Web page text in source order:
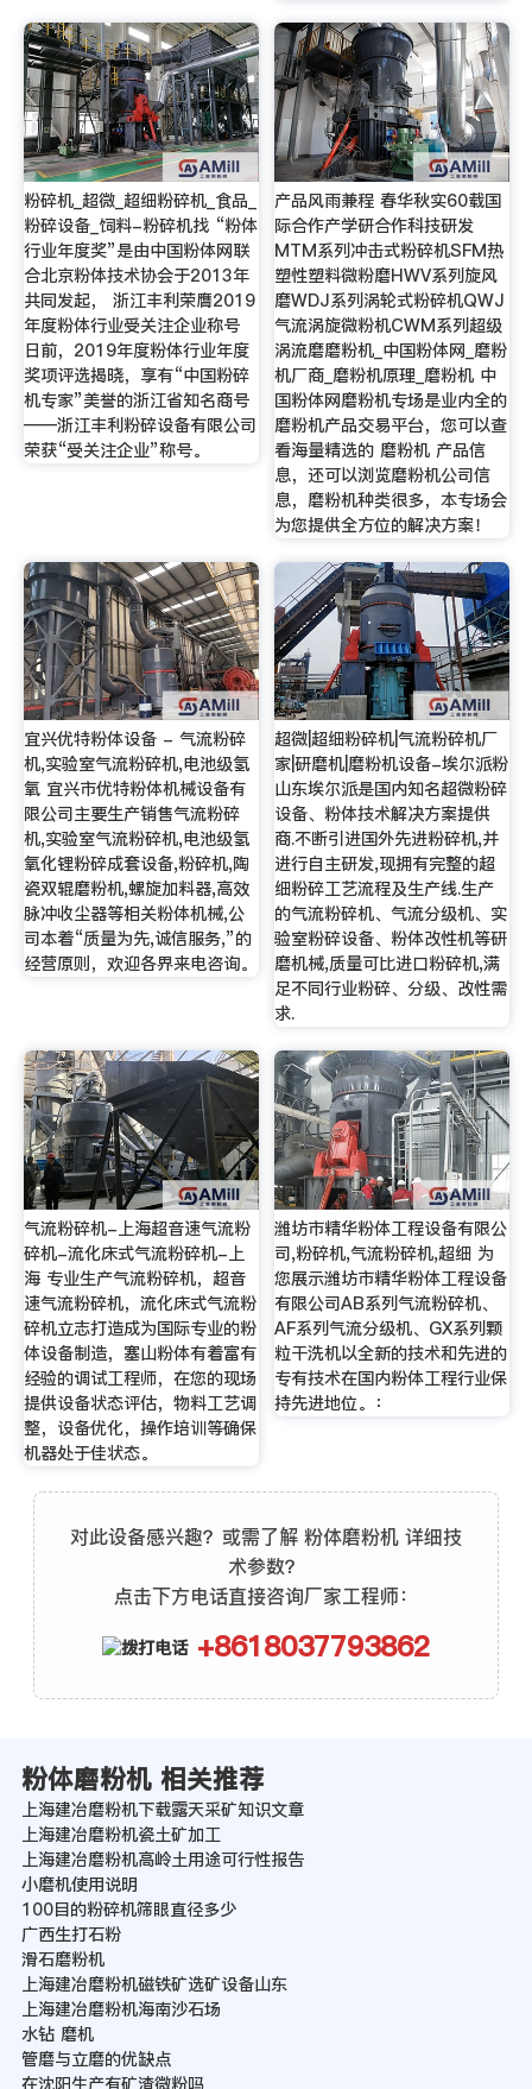
粉碎机_超微_超细粉碎机_食品_
粉碎设备_饲料-粉碎机找 “粉体
行业年度奖”是由中国粉体网联
合北京粉体技术协会于2013年
共同发起， 浙江丰利荣膺2019
年度粉体行业受关注企业称号
日前，2019年度粉体行业年度
奖项评选揭晓，享有“中国粉碎
机专家”美誉的浙江省知名商号
——浙江丰利粉碎设备有限公司
荣获“受关注企业”称号。
产品风雨兼程 春华秋实60载国
际合作产学研合作科技研发
MTM系列冲击式粉碎机SFM热
塑性塑料微粉磨HWV系列旋风
磨WDJ系列涡轮式粉碎机QWJ
气流涡旋微粉机CWM系列超级
涡流磨磨粉机_中国粉体网_磨粉
机厂商_磨粉机原理_磨粉机 中
国粉体网磨粉机专场是业内全的
磨粉机产品交易平台，您可以查
看海量精选的 磨粉机 产品信
息，还可以浏览磨粉机公司信
息，磨粉机种类很多，本专场会
为您提供全方位的解决方案！
宜兴优特粉体设备 - 气流粉碎
机,实验室气流粉碎机,电池级氢
氧 宜兴市优特粉体机械设备有
限公司主要生产销售气流粉碎
机,实验室气流粉碎机,电池级氢
氧化锂粉碎成套设备,粉碎机,陶
瓷双辊磨粉机,螺旋加料器,高效
脉冲收尘器等相关粉体机械,公
司本着“质量为先,诚信服务,”的
经营原则，欢迎各界来电咨询。
超微|超细粉碎机|气流粉碎机厂
家|研磨机|磨粉机设备-埃尔派粉
山东埃尔派是国内知名超微粉碎
设备、粉体技术解决方案提供
商.不断引进国外先进粉碎机,并
进行自主研发,现拥有完整的超
细粉碎工艺流程及生产线.生产
的气流粉碎机、气流分级机、实
验室粉碎设备、粉体改性机等研
磨机械,质量可比进口粉碎机,满
足不同行业粉碎、分级、改性需
求.
气流粉碎机-上海超音速气流粉
碎机-流化床式气流粉碎机-上
海 专业生产气流粉碎机，超音
速气流粉碎机，流化床式气流粉
碎机立志打造成为国际专业的粉
体设备制造，塞山粉体有着富有
经验的调试工程师，在您的现场
提供设备状态评估，物料工艺调
整，设备优化，操作培训等确保
机器处于佳状态。
潍坊市精华粉体工程设备有限公
司,粉碎机,气流粉碎机,超细 为
您展示潍坊市精华粉体工程设备
有限公司AB系列气流粉碎机、
AF系列气流分级机、GX系列颗
粒干洗机以全新的技术和先进的
专有技术在国内粉体工程行业保
持先进地位。：
对此设备感兴趣？或需了解 粉体磨粉机 详细技
术参数？
点击下方电话直接咨询厂家工程师：
+8618037793862
粉体磨粉机 相关推荐
上海建冶磨粉机下载露天采矿知识文章
上海建冶磨粉机瓷土矿加工
上海建冶磨粉机高岭土用途可行性报告
小磨机使用说明
100目的粉碎机筛眼直径多少
广西生打石粉
滑石磨粉机
上海建冶磨粉机磁铁矿选矿设备山东
上海建冶磨粉机海南沙石场
水钻 磨机
管磨与立磨的优缺点
在沈阳生产有矿渣微粉吗